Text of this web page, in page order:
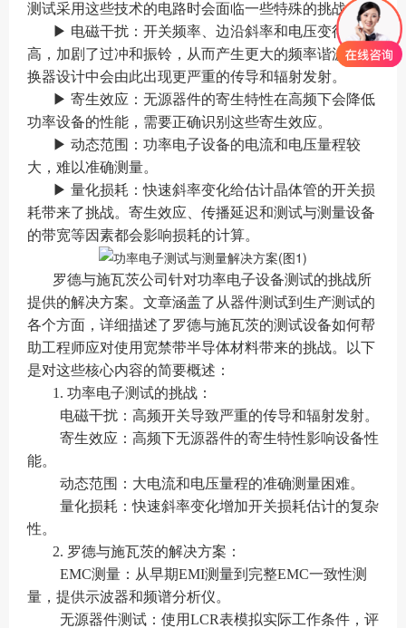
测试采用这些技术的电路时会面临一些特殊的挑战：
▶ 电磁干扰：开关频率、边沿斜率和电压变得更
高，加剧了过冲和振铃，从而产生更大的频率谐波。转
换器设计中会由此出现更严重的传导和辐射发射。
▶ 寄生效应：无源器件的寄生特性在高频下会降低
功率设备的性能，需要正确识别这些寄生效应。
▶ 动态范围：功率电子设备的电流和电压量程较
大，难以准确测量。
▶ 量化损耗：快速斜率变化给估计晶体管的开关损
耗带来了挑战。寄生效应、传播延迟和测试与测量设备
的带宽等因素都会影响损耗的计算。
罗德与施瓦茨公司针对功率电子设备测试的挑战所
提供的解决方案。文章涵盖了从器件测试到生产测试的
各个方面，详细描述了罗德与施瓦茨的测试设备如何帮
助工程师应对使用宽禁带半导体材料带来的挑战。以下
是对这些核心内容的简要概述：
1. 功率电子测试的挑战：
电磁干扰：高频开关导致严重的传导和辐射发射。
寄生效应：高频下无源器件的寄生特性影响设备性
能。
动态范围：大电流和电压量程的准确测量困难。
量化损耗：快速斜率变化增加开关损耗估计的复杂
性。
2. 罗德与施瓦茨的解决方案：
EMC测量：从早期EMI测量到完整EMC一致性测
量，提供示波器和频谱分析仪。
无源器件测试：使用LCR表模拟实际工作条件，评